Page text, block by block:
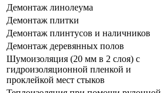
Демонтаж линолеума
Демонтаж плитки
Демонтаж плинтусов и наличников
Демонтаж деревянных полов
Шумоизоляция (20 мм в 2 слоя) с
гидроизоляционной пленкой и
проклейкой мест стыков